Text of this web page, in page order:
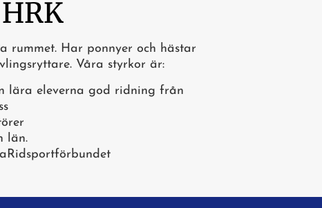
rummet. Har ponnyer och hästar
Våra styrkor är:
lära eleverna god ridning från
län.